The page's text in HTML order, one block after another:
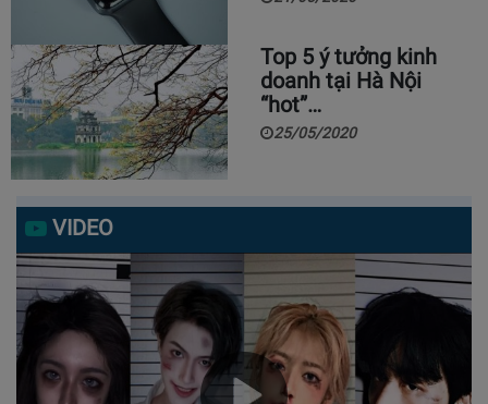
Top 5 ý tưởng kinh
doanh tại Hà Nội
“hot”…
25/05/2020
VIDEO